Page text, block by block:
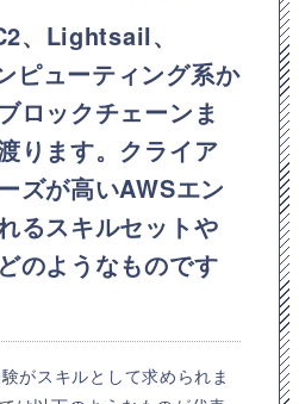
、Lightsail、
ピューティング系か
ロックチェーンま
ります。クライア
ズが高いAWSエン
るスキルセットや
のようなものです
がスキルとして求められま